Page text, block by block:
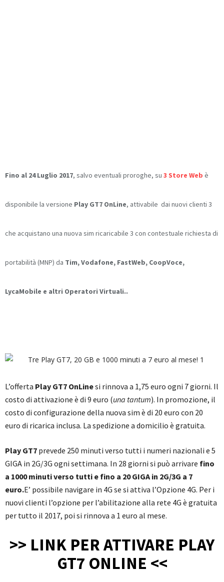
Fino al 24 Luglio 2017, salvo eventuali proroghe, su 3 Store Web è
disponibile la versione Play GT7 OnLine, attivabile dai nuovi clienti 3
che acquistano una nuova sim ricaricabile 3 con contestuale richiesta di
portabilità (MNP) da Tim, Vodafone, FastWeb, CoopVoce,
LycaMobile e altri Operatori Virtuali..
L’offerta Play GT7 OnLinesi rinnova a 1,75 euro ogni 7 giorni. Il
costo di attivazione è di 9 euro (una tantum). In promozione, il
costo di configurazione della nuova sim è di 20 euro con 20
euro di ricarica inclusa. La spedizione a domicilio è gratuita.
Play GT7 prevede 250 minuti verso tutti i numeri nazionali e 5
GIGA in 2G/3G ogni settimana. In 28 giorni si può arrivare fino
a 1000 minuti verso tutti e fino a 20 GIGA in 2G/3G a 7
euro.E’ possibile navigare in 4G se si attiva l’Opzione 4G. Per i
nuovi clienti l’opzione per l’abilitazione alla rete 4G è gratuita
per tutto il 2017, poi si rinnova a 1 euro al mese.
>> LINK PER ATTIVARE PLAY
GT7 ONLINE <<